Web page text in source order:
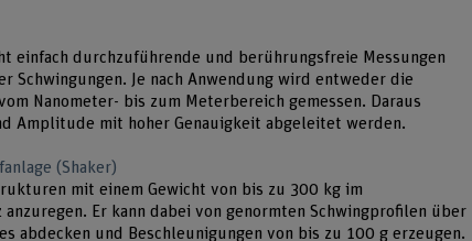
einfach durchzuführende und berührungsfreie Messungen
Schwingungen. Je nach Anwendung wird entweder die
Nanometer- bis zum Meterbereich gemessen. Daraus
Amplitude mit hoher Genauigkeit abgeleitet werden.
(Shaker)
mit einem Gewicht von bis zu 300 kg im
anzuregen. Er kann dabei von genormten Schwingprofilen über
abdecken und Beschleunigungen von bis zu 100 g erzeugen.